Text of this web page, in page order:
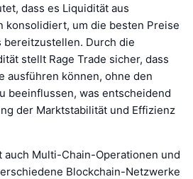
dass es Liquidität aus
konsolidiert, um die besten Preise
Durch die
stellt Rage Trade sicher, dass
ausführen können, ohne den
beeinflussen, was entscheidend
der Marktstabilität und Effizienz
auch Multi-Chain-Operationen und
Blockchain-Netzwerke